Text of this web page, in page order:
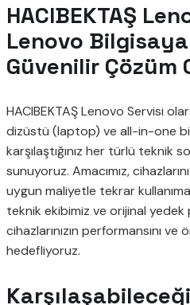
HACIBEKTAŞ
Lenovo
Güvenilir Çözüm
HACIBEKTAŞ Lenovo Servisi
dizüstü (laptop) ve all-in-one
karşılaştığınız her türlü teknik
sunuyoruz. Amacımız,
uygun maliyetle tekrar
teknik ekibimiz ve orijinal yedek
cihazlarınızın performansını ve
hedefliyoruz.